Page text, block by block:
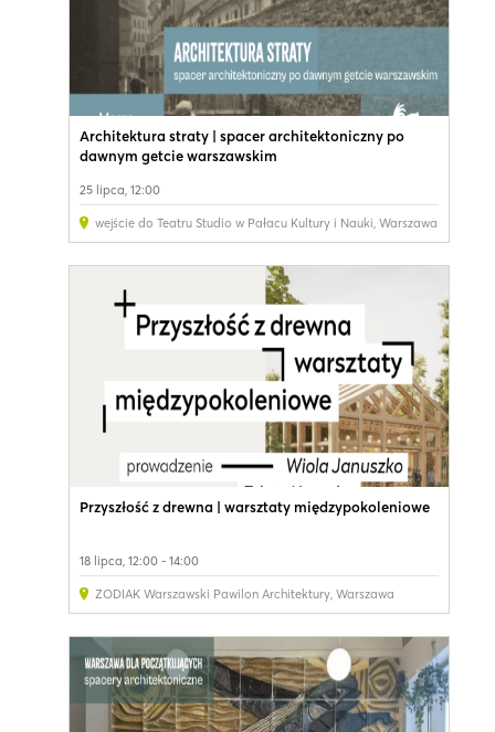
Architektura straty | spacer architektoniczny po
dawnym getcie warszawskim
25 lipca, 12:00
wejście do Teatru Studio w Pałacu Kultury i Nauki, Warszawa
Przyszłość z drewna | warsztaty międzypokoleniowe
18 lipca, 12:00 - 14:00
ZODIAK Warszawski Pawilon Architektury, Warszawa